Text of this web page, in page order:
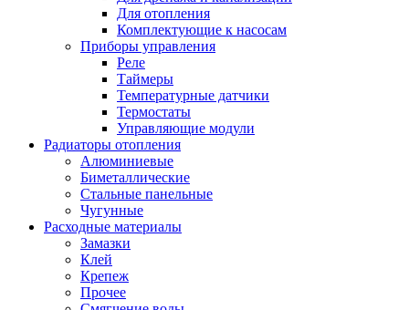
Для отопления
Комплектующие к насосам
Приборы управления
Реле
Таймеры
Температурные датчики
Термостаты
Управляющие модули
Радиаторы отопления
Алюминиевые
Биметаллические
Стальные панельные
Чугунные
Расходные материалы
Замазки
Клей
Крепеж
Прочее